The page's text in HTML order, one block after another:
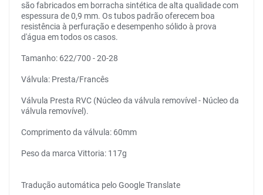
são fabricados em borracha sintética de alta qualidade com
espessura de 0,9 mm. Os tubos padrão oferecem boa
resistência à perfuração e desempenho sólido à prova
d'água em todos os casos.
Tamanho: 622/700 - 20-28
Válvula: Presta/Francês
Válvula Presta RVC (Núcleo da válvula removível - Núcleo da
válvula removível).
Comprimento da válvula: 60mm
Peso da marca Vittoria: 117g
Tradução automática pelo Google Translate